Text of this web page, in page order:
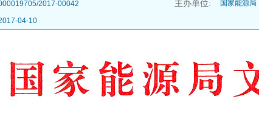
2017-00042 主办单位: 国家能源局
04-10